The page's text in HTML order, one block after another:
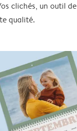
clichés, un outil de
qualité.